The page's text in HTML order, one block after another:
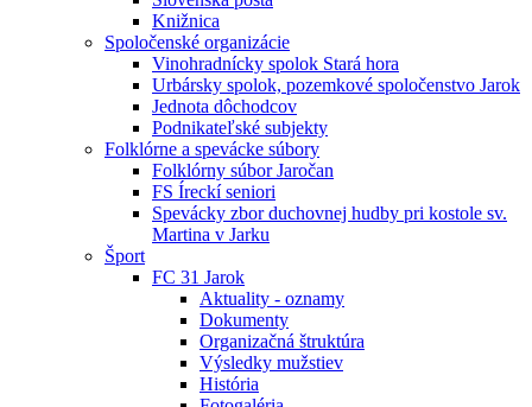
Knižnica
Spoločenské organizácie
Vinohradnícky spolok Stará hora
Urbársky spolok, pozemkové spoločenstvo Jarok
Jednota dôchodcov
Podnikateľské subjekty
Folklórne a spevácke súbory
Folklórny súbor Jaročan
FS Íreckí seniori
Spevácky zbor duchovnej hudby pri kostole sv.
Martina v Jarku
Šport
FC 31 Jarok
Aktuality - oznamy
Dokumenty
Organizačná štruktúra
Výsledky mužstiev
História